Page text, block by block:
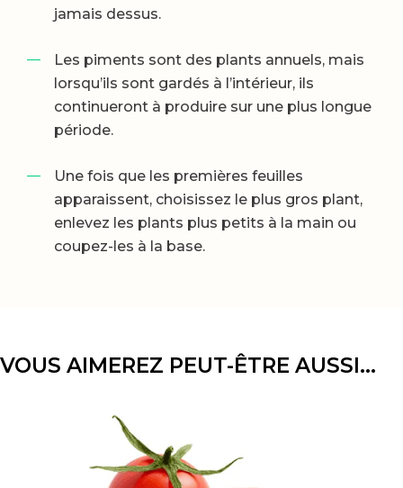
jamais dessus.
Les piments sont des plants annuels, mais
lorsqu’ils sont gardés à l’intérieur, ils
continueront à produire sur une plus longue
période.
Une fois que les premières feuilles
apparaissent, choisissez le plus gros plant,
enlevez les plants plus petits à la main ou
coupez-les à la base.
VOUS AIMEREZ PEUT-ÊTRE AUSSI…